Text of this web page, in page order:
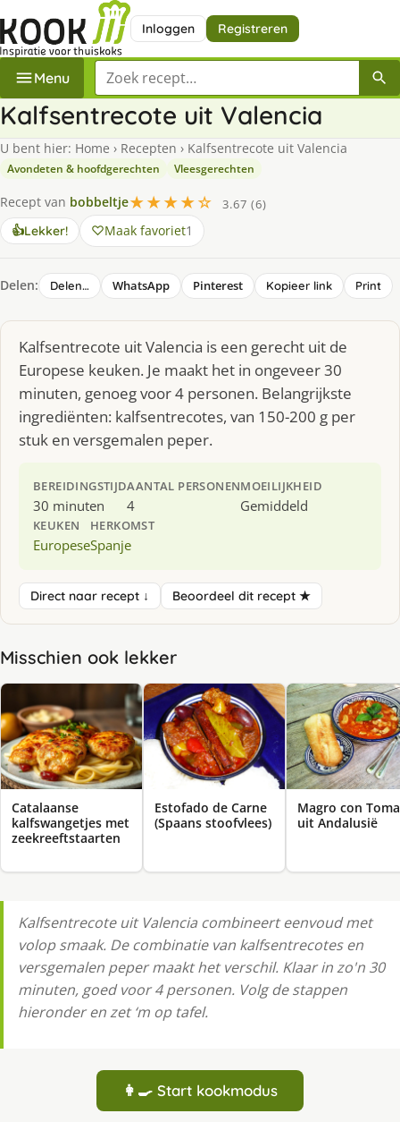
Inloggen Registreren
Menu Zoek een recept
Kalfsentrecote uit Valencia
U bent hier: Home › Recepten › Kalfsentrecote uit Valencia
Avondeten & hoofdgerechten Vleesgerechten
Recept van bobbeltje★★★★☆
3.67 (6)
👍Lekker! Maak favoriet1
Delen: Delen… WhatsApp Pinterest Kopieer link Print
Kalfsentrecote uit Valencia is een gerecht uit de
Europese keuken. Je maakt het in ongeveer 30
minuten, genoeg voor 4 personen. Belangrijkste
ingrediënten: kalfsentrecotes, van 150-200 g per
stuk en versgemalen peper.
BEREIDINGSTIJD
30 minuten
AANTAL PERSONEN
4
MOEILIJKHEID
Gemiddeld
KEUKEN
Europese
HERKOMST
Spanje
Direct naar recept ↓ Beoordeel dit recept ★
Misschien ook lekker
Catalaanse
kalfswangetjes met
zeekreeftstaarten
Estofado de Carne
(Spaans stoofvlees)
Magro con
uit Andalusië
Kalfsentrecote uit Valencia combineert eenvoud met
volop smaak. De combinatie van kalfsentrecotes en
versgemalen peper maakt het verschil. Klaar in zo'n 30
minuten, goed voor 4 personen. Volg de stappen
hieronder en zet ‘m op tafel.
👩‍🍳 Start kookmodus